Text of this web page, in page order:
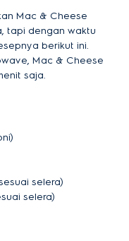
Mac & Cheese
tapi dengan waktu
berikut ini.
Mac & Cheese
saja.
selera)
selera)